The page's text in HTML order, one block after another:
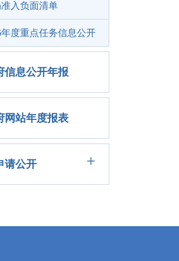
入负面清单
年度重点任务信息公开
信息公开年报
网站年度报表
请公开 +